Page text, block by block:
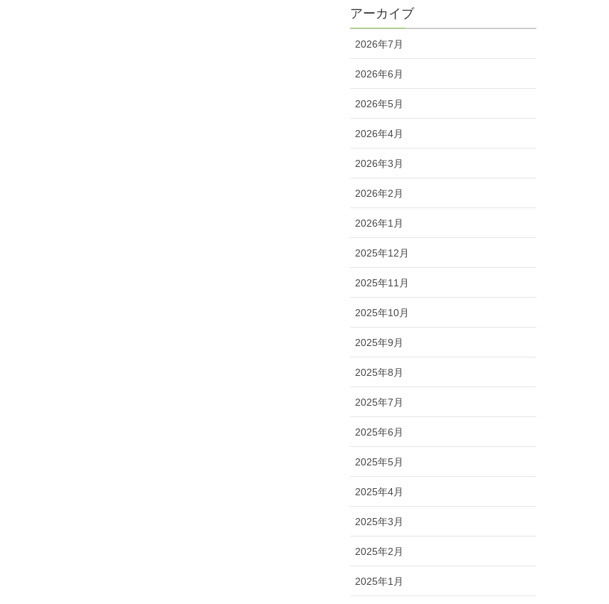
アーカイブ
2026年7月
2026年6月
2026年5月
2026年4月
2026年3月
2026年2月
2026年1月
2025年12月
2025年11月
2025年10月
2025年9月
2025年8月
2025年7月
2025年6月
2025年5月
2025年4月
2025年3月
2025年2月
2025年1月